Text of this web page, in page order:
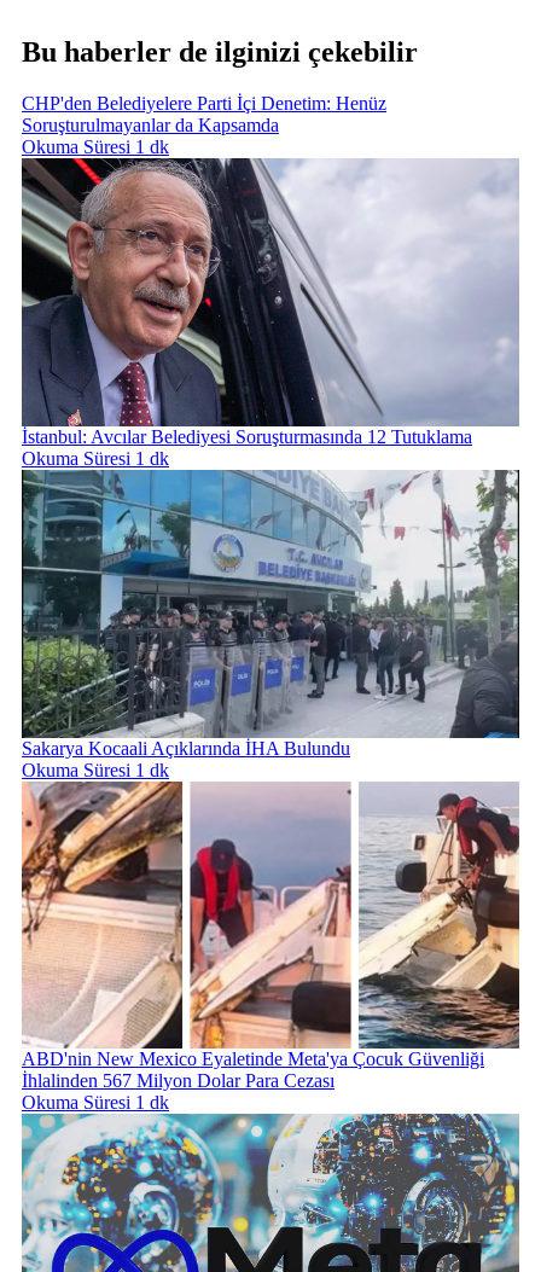
Bu haberler de ilginizi çekebilir
CHP'den Belediyelere Parti İçi Denetim: Henüz
Soruşturulmayanlar da Kapsamda
Okuma Süresi 1 dk
İstanbul: Avcılar Belediyesi Soruşturmasında 12 Tutuklama
Okuma Süresi 1 dk
Sakarya Kocaali Açıklarında İHA Bulundu
Okuma Süresi 1 dk
ABD'nin New Mexico Eyaletinde Meta'ya Çocuk Güvenliği
İhlalinden 567 Milyon Dolar Para Cezası
Okuma Süresi 1 dk